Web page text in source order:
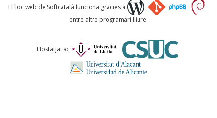
Què proposeu?
Comentari *
El lloc web de Softcatalà funciona gràcies a
entre altre programari lliure.
Hostatjat a: